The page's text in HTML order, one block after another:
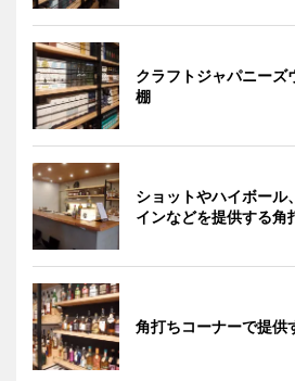
クラフトジャパニーズ
棚
ショットやハイボール
インなどを提供する角
角打ちコーナーで提供